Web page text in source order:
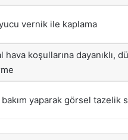
vernik ile kaplama
hava koşullarına dayanıklı,
bakım yaparak görsel tazelik